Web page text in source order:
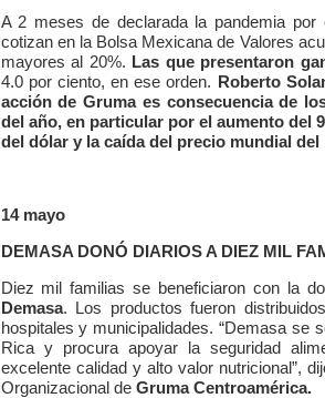
A 2 meses de declarada la pandemia
cotizan en la Bolsa Mexicana de Valores
mayores al 20%. Las que presentaron
4.0 por ciento, en ese orden. Roberto
acción de Gruma es consecuencia de
del año, en particular por el aumento del
del dólar y la caída del precio mundial
14 mayo
DEMASA DONÓ DIARIOS A DIEZ MIL
Diez mil familias se beneficiaron con la
Demasa. Los productos fueron
hospitales y municipalidades. “Demasa se
Rica y procura apoyar la seguridad
excelente calidad y alto valor nutricional”,
Organizacional de Gruma Centroamérica.